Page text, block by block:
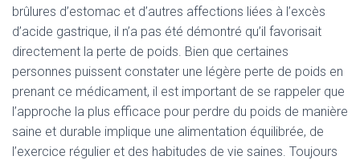
brûlures d’estomac et d’autres affections liées à l’excès
d’acide gastrique, il n’a pas été démontré qu’il favorisait
directement la perte de poids. Bien que certaines
personnes puissent constater une légère perte de poids en
prenant ce médicament, il est important de se rappeler que
l’approche la plus efficace pour perdre du poids de manière
saine et durable implique une alimentation équilibrée, de
l’exercice régulier et des habitudes de vie saines. Toujours